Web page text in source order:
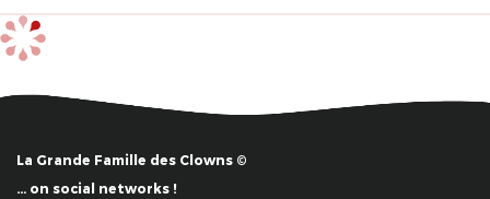
La Grande Famille des Clowns ©
… on social networks !